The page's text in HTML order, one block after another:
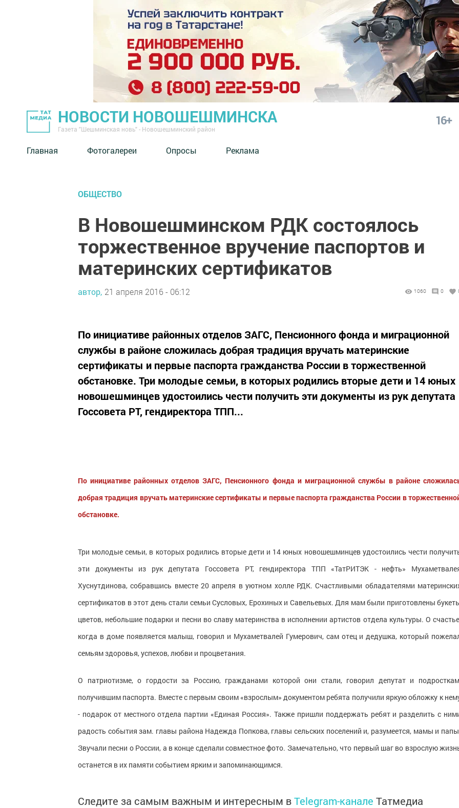
НОВОСТИ НОВОШЕШМИНСКА
Газета "Шешминская новь" - Новошешминский район
16+
Главная Фотогалереи Опросы Реклама
ОБЩЕСТВО
В Новошешминском РДК состоялось
торжественное вручение паспортов и
материнских сертификатов
автор, 21 апреля 2016 - 06:12 1060 0
По инициативе районных отделов ЗАГС, Пенсионного фонда и миграционной
службы в районе сложилась добрая традиция вручать материнские
сертификаты и первые паспорта гражданства России в торжественной
обстановке. Три молодые семьи, в которых родились вторые дети и 14 юных
новошешминцев удостоились чести получить эти документы из рук депутата
Госсовета РТ, гендиректора ТПП...
По инициативе районных отделов ЗАГС, Пенсионного фонда и миграционной службы в районе
добрая традиция вручать материнские сертификаты и первые паспорта гражданства России в
обстановке.
Три молодые семьи, в которых родились вторые дети и 14 юных новошешминцев удостоились чести
эти документы из рук депутата Госсовета РТ, гендиректора ТПП «ТатРИТЭК - нефть»
Хуснутдинова, собравшись вместе 20 апреля в уютном холле РДК. Счастливыми обладателями
сертификатов в этот день стали семьи Сусловых, Ерохиных и Савельевых. Для мам были приготовлены
цветов, небольшие подарки и песни во славу материнства в исполнении артистов отдела культуры. О
когда в доме появляется малыш, говорил и Мухаметвалей Гумерович, сам отец и дедушка, который
семьям здоровья, успехов, любви и процветания.
О патриотизме, о гордости за Россию, гражданами которой они стали, говорил депутат и
получившим паспорта. Вместе с первым своим «взрослым» документом ребята получили яркую обложку к
- подарок от местного отдела партии «Единая Россия». Также пришли поддержать ребят и разделить с
радость события зам. главы района Надежда Попкова, главы сельских поселений и, разумеется, мамы и
Звучали песни о России, а в конце сделали совместное фото. Замечательно, что первый шаг во взрослую
останется в их памяти событием ярким и запоминающимся.
Следите за самым важным и интересным вTelegram-канале Татмедиа